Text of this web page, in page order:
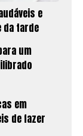
e
da tarde
um
em
de fazer